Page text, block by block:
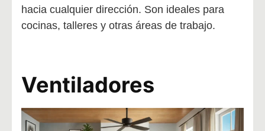
hacia cualquier dirección. Son ideales para
cocinas, talleres y otras áreas de trabajo.
Ventiladores